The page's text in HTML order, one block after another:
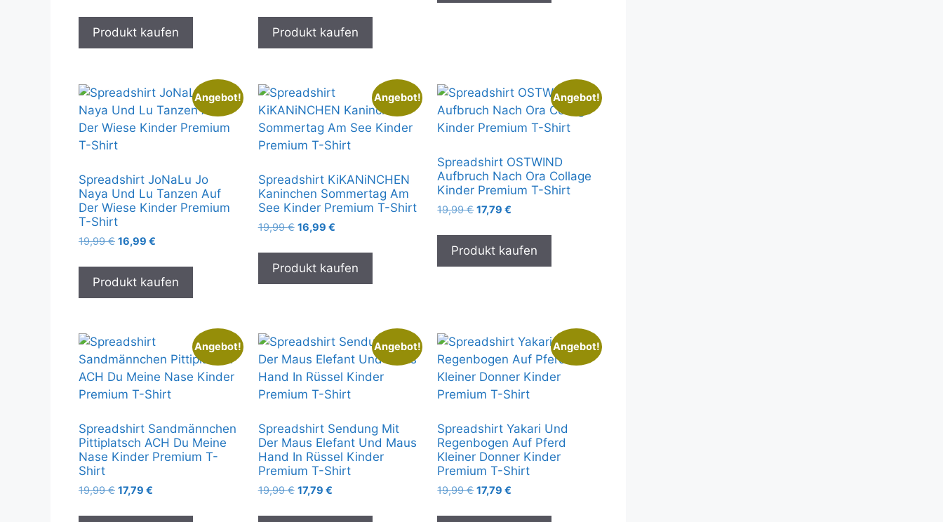
war:
19,99 €
ist:
17,79 €.
Produkt kaufen
war:
19,99 €
ist:
17,79 €.
Produkt kaufen
Angebot!
Spreadshirt JoNaLu Jo
Naya Und Lu Tanzen Auf
Der Wiese Kinder Premium
T-Shirt
19,99€ Ursprünglicher
war:
19,99 €
16,99 €
ist:
16,99 €.
Produkt kaufen
Angebot!
Spreadshirt KiKANiNCHEN
Kaninchen Sommertag Am
See Kinder Premium T-Shirt
19,99€ Ursprünglicher
war:
19,99 €
16,99 €Aktueller
ist:
16,99 €.
Produkt kaufen
Angebot!
Spreadshirt OSTWIND
Aufbruch Nach Ora Collage
Kinder Premium T-Shirt
19,99€ Ursprünglicher
war:
19,99 €
17,79€
ist:
17,79 €.
Produkt kaufen
Angebot!
Spreadshirt Sandmännchen
Pittiplatsch ACH Du Meine
Nase Kinder Premium T-
Shirt
19,99€ Ursprünglicher
17,79 €
Angebot!
Spreadshirt Sendung Mit
Der Maus Elefant Und Maus
Hand In Rüssel Kinder
Premium T-Shirt
19,99€ Ursprünglicher
17,79 €Aktueller
Angebot!
Spreadshirt Yakari Und
Regenbogen Auf Pferd
Kleiner Donner Kinder
Premium T-Shirt
19,99€ Ursprünglicher
17,79€